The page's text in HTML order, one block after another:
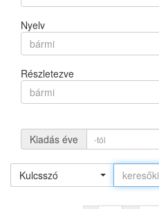
Nyelv
bármi
Részletezve
bármi
Kiadás éve
Kulcsszó